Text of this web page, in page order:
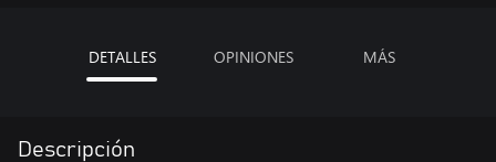
DETALLES OPINIONES MÁS
Descripción